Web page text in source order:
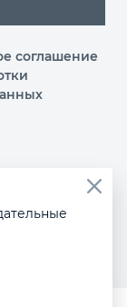
соглашение
соглашения
наш